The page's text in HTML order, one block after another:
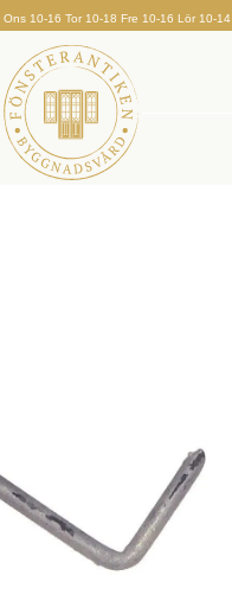
10-16 Tor 10-18 Fre 10-16 Lör 10-14